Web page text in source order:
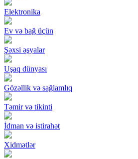
Elektronika
Ev və bağ üçün
Şəxsi əşyalar
Uşaq dünyası
Gözəllik və sağlamlıq
Təmir və tikinti
İdman və istirahət
Xidmətlər